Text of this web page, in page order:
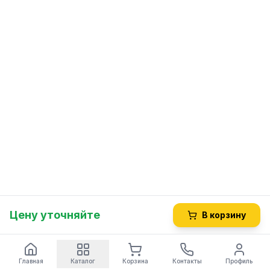
Цену уточняйте В корзину
Главная Каталог Корзина Контакты Профиль